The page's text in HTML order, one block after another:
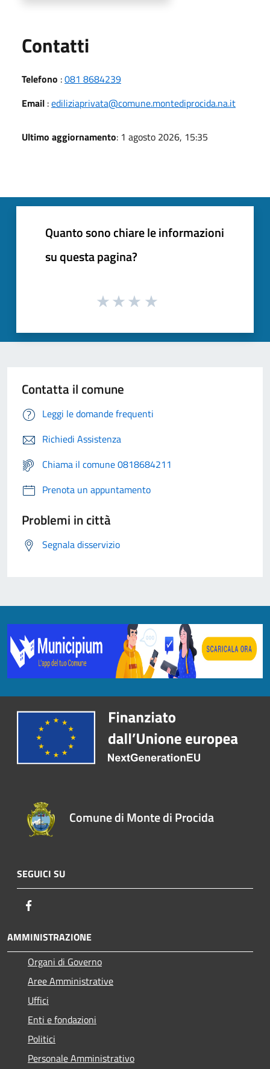
Contatti
Telefono :081 8684239
Email :ediliziaprivata@comune.montediprocida.na.it
Ultimo aggiornamento: 1 agosto 2026, 15:35
Quanto sono chiare le informazioni
su questa pagina?
Contatta il comune
Leggi le domande frequenti
Richiedi Assistenza
Chiama il comune 0818684211
Prenota un appuntamento
Problemi in città
Segnala disservizio
Comune di Monte di Procida
SEGUICI SU
AMMINISTRAZIONE
Organi di Governo
Aree Amministrative
Uffici
Enti e fondazioni
Politici
Personale Amministrativo